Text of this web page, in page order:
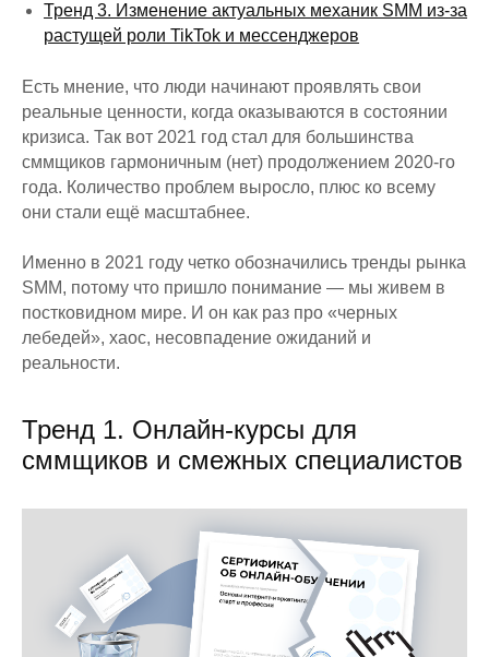
Тренд 3. Изменение актуальных механик SMM из-за
растущей роли TikTok и мессенджеров
Есть мнение, что люди начинают проявлять свои
реальные ценности, когда оказываются в состоянии
кризиса. Так вот 2021 год стал для большинства
сммщиков гармоничным (нет) продолжением 2020-го
года. Количество проблем выросло, плюс ко всему
они стали ещё масштабнее.
Именно в 2021 году четко обозначились тренды рынка
SMM, потому что пришло понимание — мы живем в
постковидном мире. И он как раз про «черных
лебедей», хаос, несовпадение ожиданий и
реальности.
Тренд 1. Онлайн-курсы для
сммщиков и смежных специалистов